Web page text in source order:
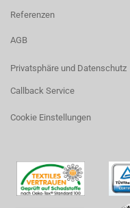
Referenzen
AGB
Privatsphäre und Datenschutz
Callback Service
Cookie Einstellungen